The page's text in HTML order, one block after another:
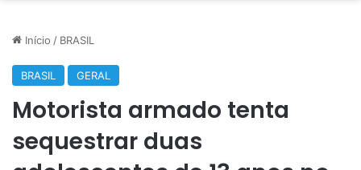
Início / BRASIL
BRASIL GERAL
Motorista armado tenta
sequestrar duas